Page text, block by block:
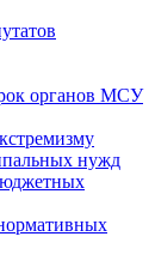
органов МСУ
нужд